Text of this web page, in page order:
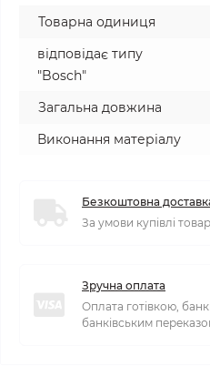
Товарна одиниця
відповідає типу
"Bosch"
Загальна довжина
Виконання матеріалу
Безкоштовна
За умови купівлі
Зручна оплата
Оплата готівкою,
банківським